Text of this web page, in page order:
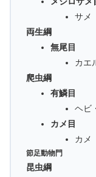
サメ
両生綱
無尾目
カエ
爬虫綱
有鱗目
ヘビ
カメ目
カメ
節足動物門
昆虫綱